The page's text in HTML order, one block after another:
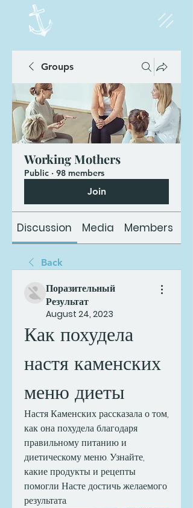
Groups
Working Mothers
Public · 98 members
Join
Discussion Media Members
Back
Поразительный
Результат
August 24, 2023
Как похудела
настя каменских
меню диеты
Настя Каменских рассказала о том,
как она похудела благодаря
правильному питанию и
диетическому меню. Узнайте,
какие продукты и рецепты
помогли Насте достичь желаемого
результата.